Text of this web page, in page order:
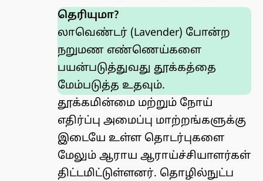
தெரியுமா?
லாவெண்டர் (Lavender) போன்ற
நறுமண எண்ணெய்களை
பயன்படுத்துவது தூக்கத்தை
மேம்படுத்த உதவும்.
தூக்கமின்மை மற்றும் நோய்
எதிர்ப்பு அமைப்பு மாற்றங்களுக்கு
இடையே உள்ள தொடர்புகளை
மேலும் ஆராய ஆராய்ச்சியாளர்கள்
திட்டமிட்டுள்ளனர். தொழில்நுட்ப